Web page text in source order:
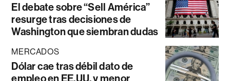
El debate sobre “Sell América”
resurge tras decisiones de
Washington que siembran dudas
MERCADOS
Dólar cae tras débil dato de
empleo en EE.UU. y menor